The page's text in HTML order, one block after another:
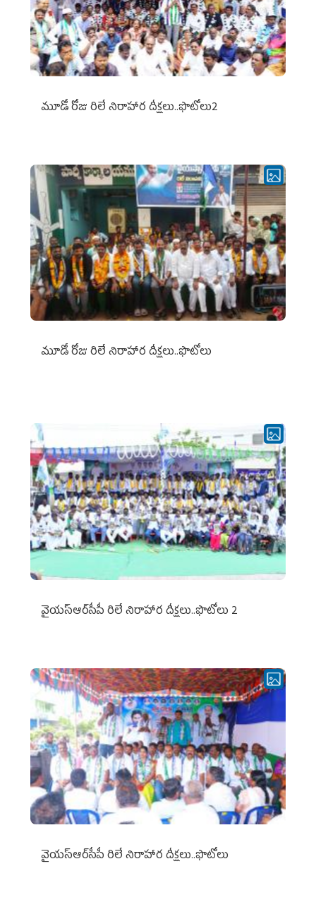
మూడో రోజు రిలే నిరాహార దీక్షలు..ఫొటోలు2
మూడో రోజు రిలే నిరాహార దీక్షలు..ఫొటోలు
వైయ‌స్ఆర్‌సీపీ రిలే నిరాహార దీక్షలు..ఫొటోలు 2
వైయ‌స్ఆర్‌సీపీ రిలే నిరాహార దీక్షలు..ఫొటోలు